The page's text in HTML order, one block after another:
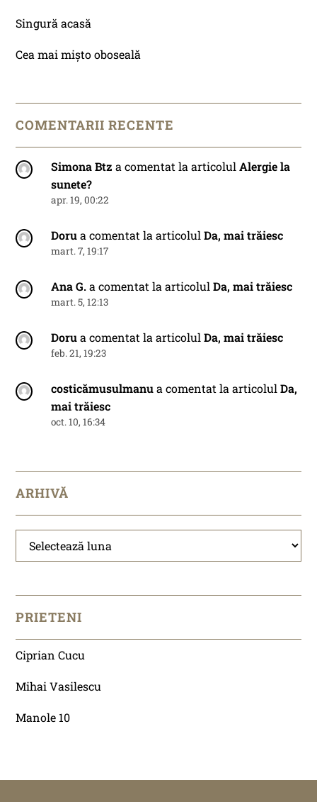
Singură acasă
Cea mai mișto oboseală
COMENTARII RECENTE
Simona Btz a comentat la articolulAlergie la
sunete?
apr. 19, 00:22
Dorua comentat la articolulDa, mai trăiesc
mart. 7, 19:17
Ana G.a comentat la articolulDa, mai trăiesc
mart. 5, 12:13
Dorua comentat la articolulDa, mai trăiesc
feb. 21, 19:23
costicămusulmanua comentat la articolulDa,
mai trăiesc
oct. 10, 16:34
ARHIVĂ
Arhivă
PRIETENI
Ciprian Cucu
Mihai Vasilescu
Manole 10